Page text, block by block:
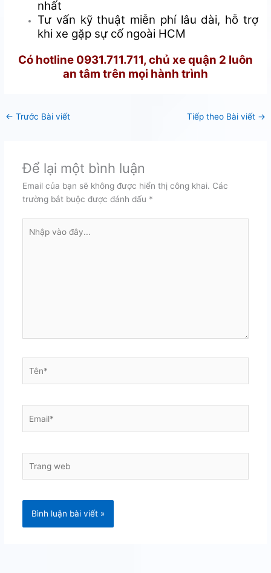
nhất
Tư vấn kỹ thuật miễn phí lâu dài, hỗ trợ
khi xe gặp sự cố ngoài HCM
Có hotline 0931.711.711, chủ xe quận 2 luôn
an tâm trên mọi hành trình
← Trước Bài viết Tiếp theo Bài viết →
Để lại một bình luận
Email của bạn sẽ không được hiển thị công khai. Các
trường bắt buộc được đánh dấu *
vào
web